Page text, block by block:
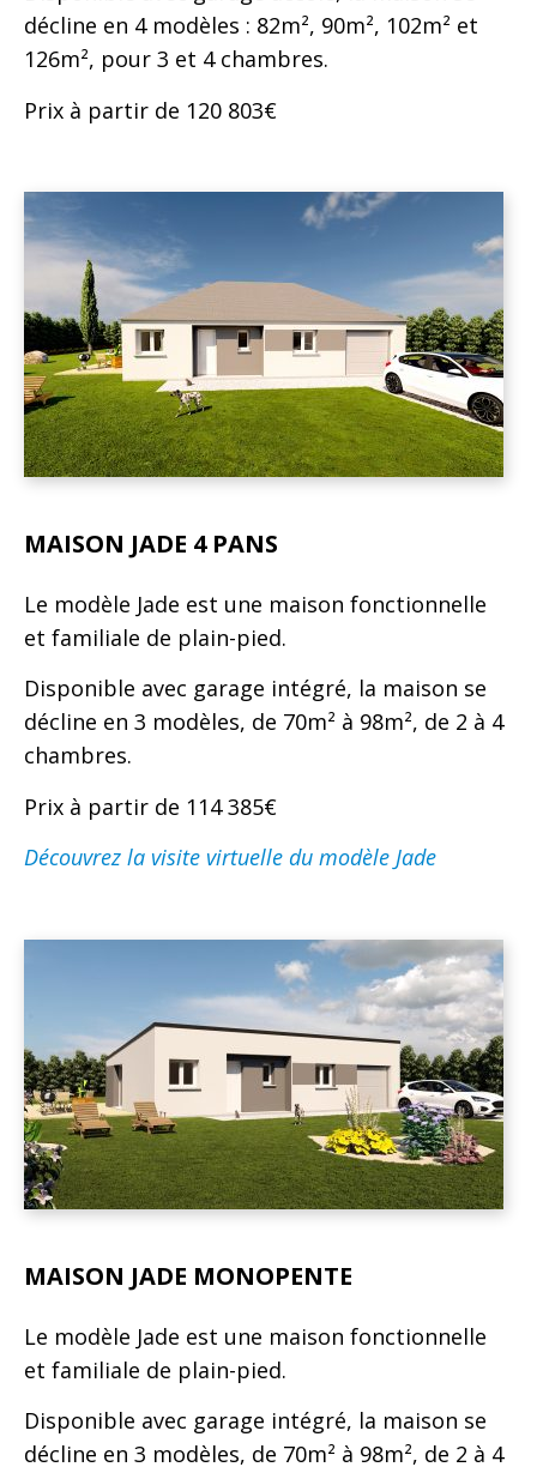
décline en 4 modèles : 82m², 90m², 102m² et
126m², pour 3 et 4 chambres.
Prix à partir de 120 803€
MAISON JADE 4 PANS
Le modèle Jade est une maison fonctionnelle
et familiale de plain-pied.
Disponible avec garage intégré, la maison se
décline en 3 modèles, de 70m² à 98m², de 2 à 4
chambres.
Prix à partir de 114 385€
Découvrez la visite virtuelle du modèle Jade
MAISON JADE MONOPENTE
Le modèle Jade est une maison fonctionnelle
et familiale de plain-pied.
Disponible avec garage intégré, la maison se
décline en 3 modèles, de 70m² à 98m², de 2 à 4